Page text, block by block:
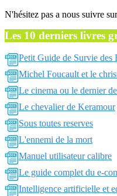
N'hésitez pas a nous suivre
Les 10 derniers livres
Petit Guide de Survie des
Michel Foucault et le
Le cinema ou le dernier
Le chevalier de Keramour
Sous toutes reserves
L'ennemi de la mort
Manuel utilisateur calibre
Le guide complet du e-
Intelligence artificielle et